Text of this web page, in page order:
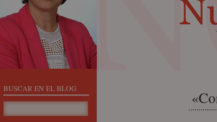
BUSCAR EN EL BLOG